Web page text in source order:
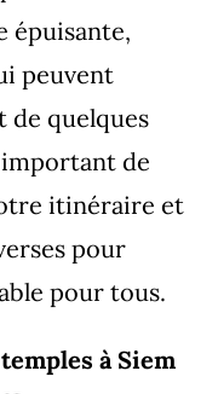
épuisante,
peuvent
quelques
important de
itinéraire et
pour
pour tous.
à Siem